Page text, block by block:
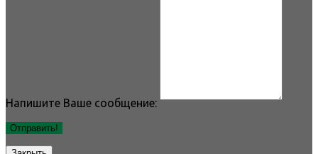
Напишите Ваше сообщение:
Отправить!